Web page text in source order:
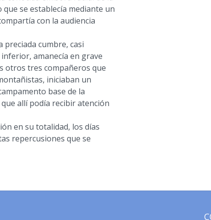
se establecía mediante un
con la audiencia
cumbre, casi
amanecía en grave
otros tres compañeros que
iniciaban un
base de la
allí podía recibir atención
en su totalidad, los días
repercusiones que se